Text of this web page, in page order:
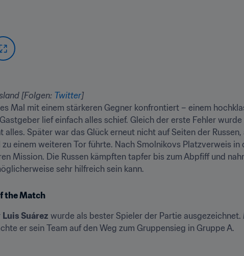
[Folgen: Twitter]
Mal mit einem stärkeren Gegner konfrontiert – einem
lief einfach alles schief. Gleich der erste Fehler
alles. Später war das Glück erneut nicht auf Seiten der
einem weiteren Tor führte. Nach Smolnikovs Platzverweis
Mission. Die Russen kämpften tapfer bis zum Abpfiff und
sehr hilfreich sein kann.
the Match
Luis Suárez wurde als bester Spieler der Partie
er sein Team auf den Weg zum Gruppensieg in Gruppe A.